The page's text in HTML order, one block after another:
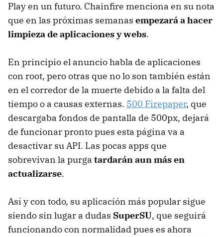
Play en un futuro. Chainfire menciona en su nota
que en las próximas semanas empezará a hacer
limpieza de aplicaciones y webs.
En principio el anuncio habla de aplicaciones
con root, pero otras que no lo son también están
en el corredor de la muerte debido a la falta del
tiempo o a causas externas. 500 Firepaper, que
descargaba fondos de pantalla de 500px, dejará
de funcionar pronto pues esta página va a
desactivar su API. Las pocas apps que
sobrevivan la purga tardarán aun más en
actualizarse.
Así y con todo, su aplicación más popular sigue
siendo sin lugar a dudas SuperSU, que seguirá
funcionando con normalidad pues es ahora